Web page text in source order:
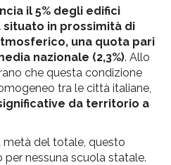
il 5% degli edifici
in prossimità di
una quota pari
nazionale (2,3%). Allo
che questa condizione
tra le città italiane,
da territorio a
metà del totale, questo
nessuna scuola statale.